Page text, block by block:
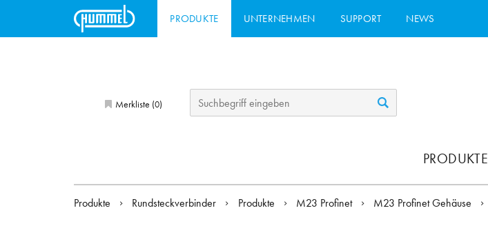
PRODUKTE UNTERNEHMEN SUPPORT NEWS
Merkliste (0)
PRODUKTE
Produkte Rundsteckverbinder Produkte M23 Profinet M23 Profinet Gehäuse